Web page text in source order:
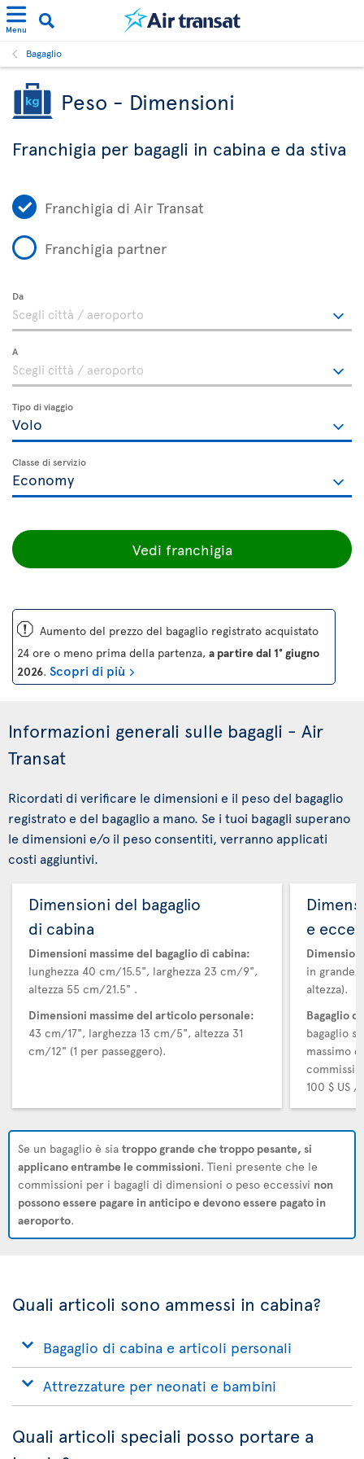
Menu
Bagaglio
Peso - Dimensioni
Franchigia per bagagli in cabina e da stiva
Franchigia di Air Transat
Franchigia partner
Da
A
Tipo di viaggio
Classe di servizio
Vedi franchigia
ü Aumento del prezzo del bagaglio registrato acquistato
24 ore o meno prima della partenza, a partire dal 1° giugno
2026. Scopri di più
Informazioni generali sulle bagagli - Air
Transat
Ricordati di verificare le dimensioni e il peso del bagaglio
registrato e del bagaglio a mano. Se i tuoi bagagli superano
le dimensioni e/o il peso consentiti, verranno applicati
costi aggiuntivi.
Dimensioni del bagaglio
di cabina
Dimensioni massime del bagaglio di cabina:
lunghezza 40 cm/15.5", larghezza 23 cm/9",
altezza 55 cm/21.5" .
Dimensioni massime del articolo personale:
43 cm/17", larghezza 13 cm/5", altezza 31
cm/12" (1 per passeggero).
e
in
altezza).
Bagaglio
bagaglio
massimo
100 $ US /
Se un bagaglio è sia troppo grande che troppo pesante, si
applicano entrambe le commissioni. Tieni presente che le
commissioni per i bagagli di dimensioni o peso eccessivi non
possono essere pagare in anticipo e devono essere pagato in
aeroporto.
Quali articoli sono ammessi in cabina?
Bagaglio di cabina e articoli personali
Attrezzature per neonati e bambini
Quali articoli speciali posso portare a